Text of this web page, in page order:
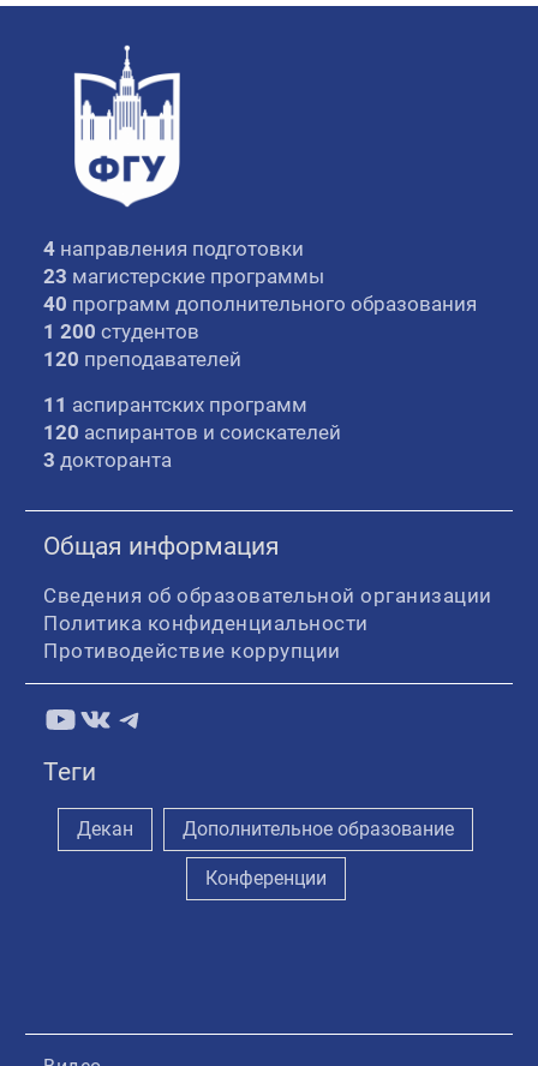
4 направления подготовки
23 магистерские программы
40 программ дополнительного образования
1 200 студентов
120 преподавателей
11 аспирантских программ
120 аспирантов и соискателей
3 докторанта
Общая информация
Сведения об образовательной организации
Политика конфиденциальности
Противодействие коррупции
YouTube
ВКонтакте
Telegram
Теги
Декан Дополнительное образование
Конференции